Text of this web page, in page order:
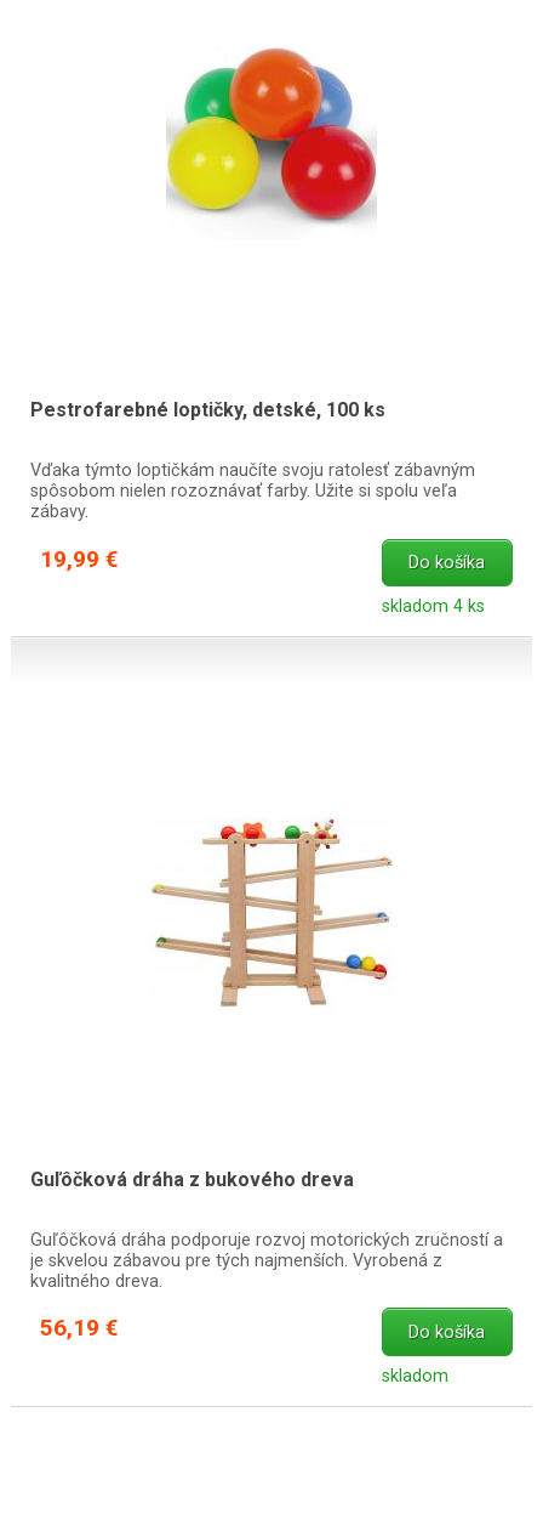
Pestrofarebné loptičky, detské, 100 ks
Vďaka týmto loptičkám naučíte svoju ratolesť zábavným
spôsobom nielen rozoznávať farby. Užite si spolu veľa
zábavy.
19,99 € Do košíka
skladom 4 ks
Guľôčková dráha z bukového dreva
Guľôčková dráha podporuje rozvoj motorických zručností a
je skvelou zábavou pre tých najmenších. Vyrobená z
kvalitného dreva.
56,19 € Do košíka
skladom